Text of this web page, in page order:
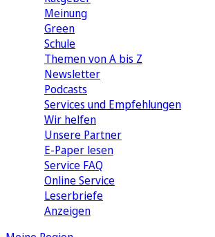
Meinung
Green
Schule
Themen von A bis Z
Newsletter
Podcasts
Services und Empfehlungen
Wir helfen
Unsere Partner
E-Paper lesen
Service FAQ
Online Service
Leserbriefe
Anzeigen